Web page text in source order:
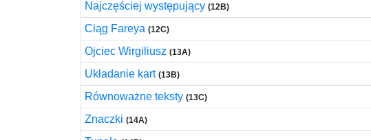
Najczęściej występujący (12B)
Ciąg Fareya (12C)
Ojciec Wirgiliusz (13A)
Układanie kart (13B)
Równoważne teksty (13C)
Znaczki (14A)